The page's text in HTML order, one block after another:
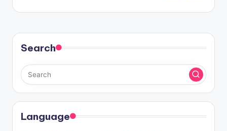
Search
Language